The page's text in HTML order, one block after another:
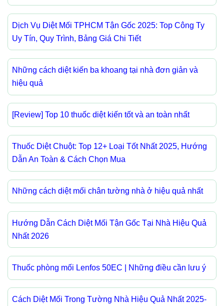
Dịch Vụ Diệt Mối TPHCM Tận Gốc 2025: Top Công Ty
Uy Tín, Quy Trình, Bảng Giá Chi Tiết
Những cách diệt kiến ba khoang tại nhà đơn giản và
hiệu quả
[Review] Top 10 thuốc diệt kiến tốt và an toàn nhất
Thuốc Diệt Chuột: Top 12+ Loại Tốt Nhất 2025, Hướng
Dẫn An Toàn & Cách Chọn Mua
Những cách diệt mối chân tường nhà ở hiệu quả nhất
Hướng Dẫn Cách Diệt Mối Tận Gốc Tại Nhà Hiệu Quả
Nhất 2026
Thuốc phòng mối Lenfos 50EC | Những điều cần lưu ý
Cách Diệt Mối Trong Tường Nhà Hiệu Quả Nhất 2025-